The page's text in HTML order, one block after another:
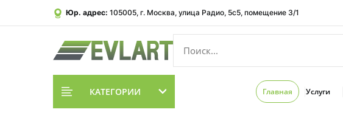
Юр. адрес: 105005, г. Москва, улица Радио, 5с5, помещение 3/1
КАТЕГОРИИ Главная Услуги